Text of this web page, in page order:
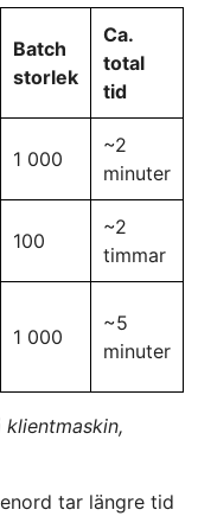
Batch
storlek
Ca.
total
tid
1 000
~2
minuter
100
~2
timmar
1 000
~5
minuter
tar längre tid